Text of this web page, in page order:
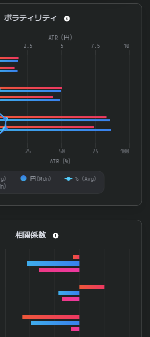
with 4 data series.
axis displaying categories.
displaying ATR（%） and ATR（円）.
ATR（%）
ATR（円）
円(Mdn）
%（Avg）
）
100
25 50 75
10
2.5 5 7.5
ボラティリティ
chart.
series.
axis displaying categories.
相関係数